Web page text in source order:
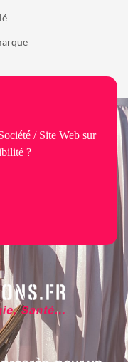
/ Site Web sur
?